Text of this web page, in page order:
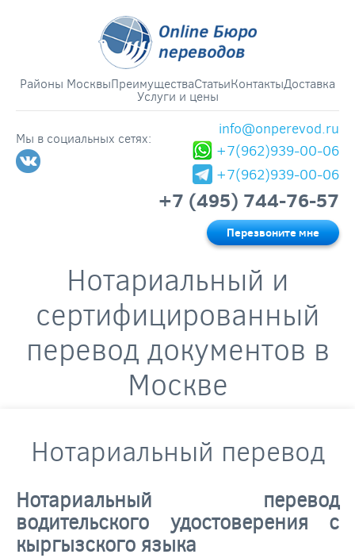
Районы МосквыПреимуществаСтатьиКонтактыДоставка
Услуги и цены
Мы в социальных сетях:
info@onperevod.ru
+7(962)939-00-06
+7(962)939-00-06
+7 (495) 744-76-57
Перезвоните мне
Нотариальный и
сертифицированный
перевод документов в
Москве
Нотариальный перевод
Нотариальный перевод
водительского удостоверения с
кыргызского языка